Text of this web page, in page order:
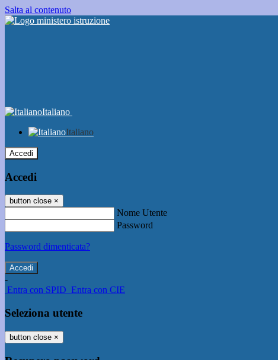
Salta al contenuto
Italiano
Italiano
Accedi
Accedi
button close ×
Nome Utente
Password
Password dimenticata?
-
Entra con SPID Entra con CIE
Seleziona utente
button close ×